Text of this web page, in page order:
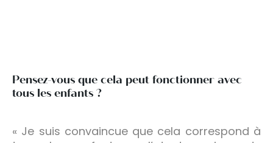
Pensez-vous que cela peut fonctionner avec
tous les enfants ?
« Je suis convaincue que cela correspond à